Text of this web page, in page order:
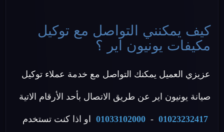
كيف يمكنني التواصل مع توكيل
مكيفات يونيون اير ؟
عزيزي العميل يمكنك التواصل مع خدمة عملاء توكيل
صيانة يونيون اير عن طريق الاتصال بأحد الأرقام الاتية
01023232417
-
01033102000 او اذا كنت تستخدم